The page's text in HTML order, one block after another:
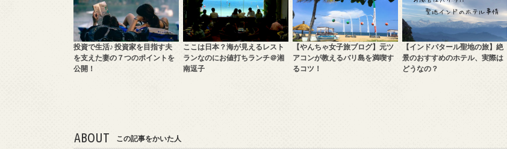
投資で生活♪ 投資家を目指す夫
を支えた妻の７つのポイントを
公開！
ここは日本？海が見えるレスト
ランなのにお値打ちランチ＠湘
南逗子
【やんちゃ女子旅ブログ】元ツ
アコンが教えるバリ島を満喫す
るコツ！
【インドパタール聖地の旅】絶
景のおすすめのホテル、実際は
どうなの？
ABOUT この記事をかいた人